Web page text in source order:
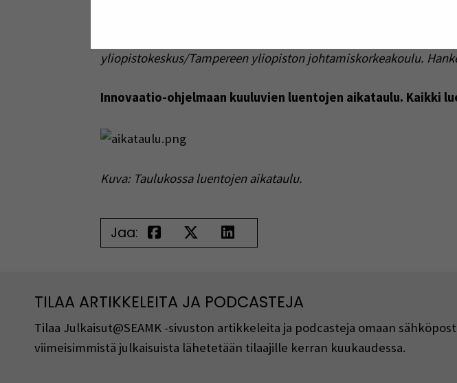
yliopistokeskus/Tampereen yliopiston johtamiskorkeakoulu.
Innovaatio-ohjelmaan kuuluvien luentojen aikataulu. Kaikki
Kuva: Taulukossa luentojen aikataulu.
Jaa:
TILAA ARTIKKELEITA JA PODCASTEJA
Tilaa Julkaisut@SEAMK -sivuston artikkeleita ja podcasteja omaan
viimeisimmistä julkaisuista lähetetään tilaajille kerran kuukaudessa.